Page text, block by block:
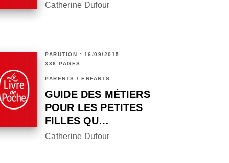
Catherine Dufour
PARUTION : 16/09/2015
336 PAGES
PARENTS / ENFANTS
GUIDE DES MÉTIERS
POUR LES PETITES
FILLES QU…
Catherine Dufour